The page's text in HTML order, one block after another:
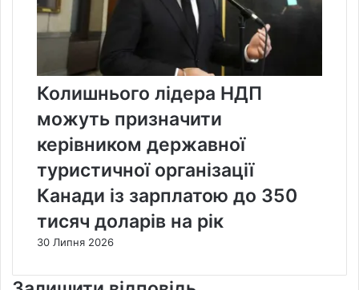
Колишнього лідера НДП
можуть призначити
керівником державної
туристичної організації
Канади із зарплатою до 350
тисяч доларів на рік
30 Липня 2026